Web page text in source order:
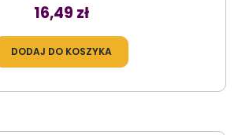
Cena
16,49 zł
DODAJ DO KOSZYKA